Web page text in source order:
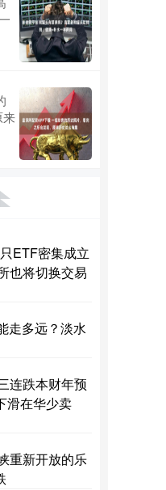
来
ETF密集成立
也将切换交易
走多远？淡水
连跌本财年预
滑在华少卖
重新开放的乐